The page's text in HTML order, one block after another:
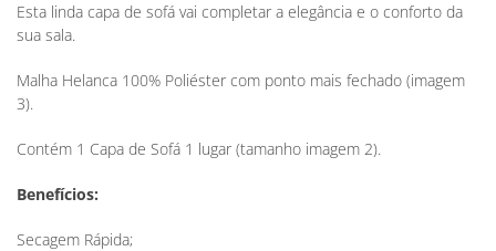
Esta linda capa de sofá vai completar a elegância e o conforto da
sua sala.
Malha Helanca 100% Poliéster com ponto mais fechado (imagem
3).
Contém 1 Capa de Sofá 1 lugar (tamanho imagem 2).
Benefícios:
Secagem Rápida;